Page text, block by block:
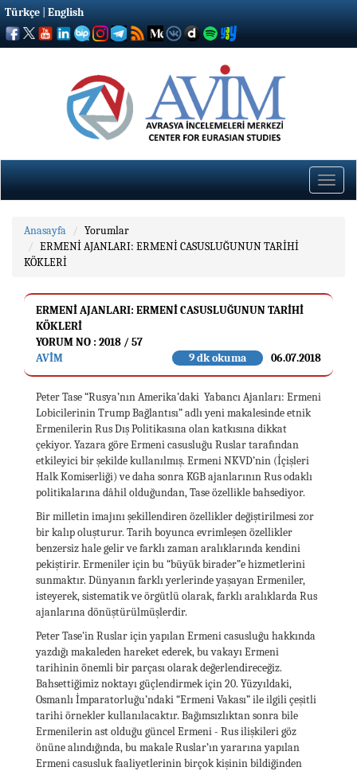
Türkçe English
Toggle
Anasayfa
Yorumlar
ERMENİ AJANLARI: ERMENİ CASUSLUĞUNUN TARİHİ
KÖKLERİ
ERMENİ AJANLARI: ERMENİ CASUSLUĞUNUN TARİHİ
KÖKLERİ
YORUM NO : 2018 / 57
AVİM
06.07.2018
9 dk okuma
Peter Tase “Rusya’nın Amerika’daki Yabancı Ajanları: Ermeni
Lobicilerinin Trump Bağlantısı” adlı yeni makalesinde etnik
Ermenilerin Rus Dış Politikasına olan katkısına dikkat
çekiyor. Yazara göre Ermeni casusluğu Ruslar tarafından
etkileyici bir şekilde kullanılmış. Ermeni NKVD’nin (İçişleri
Halk Komiserliği) ve daha sonra KGB ajanlarının Rus odaklı
politikalarına dâhil olduğundan, Tase özellikle bahsediyor.
Bir milletin imajını şekillendiren özellikler değiştirilmesi zor
bir kalıp oluşturur. Tarih boyunca evrimleşen özellikler
benzersiz hale gelir ve farklı zaman aralıklarında kendini
pekiştirir. Ermeniler için bu “büyük birader”e hizmetlerini
sunmaktır. Dünyanın farklı yerlerinde yaşayan Ermeniler,
isteyerek, sistematik ve örgütlü olarak, farklı aralıklarda Rus
ajanlarına dönüştürülmüşlerdir.
Peter Tase’in Ruslar için yapılan Ermeni casusluğu hakkında
yazdığı makaleden hareket ederek, bu vakayı Ermeni
tarihinin önemli bir parçası olarak değerlendireceğiz.
Bahsettiğimiz noktayı güçlendirmek için 20. Yüzyıldaki,
Osmanlı İmparatorluğu’ndaki “Ermeni Vakası” ile ilgili çeşitli
tarihi örnekler kullanılacaktır. Bağımsızlıktan sonra bile
Ermenilerin ast olduğu güncel Ermeni - Rus ilişkileri göz
önüne alındığında, bu makale Ruslar’ın yararına yapılan
Ermeni casusluk faaliyetlerinin birçok kişinin bildiğinden